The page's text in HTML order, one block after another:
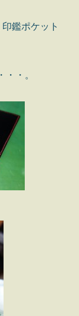
鑑ポケット
・。